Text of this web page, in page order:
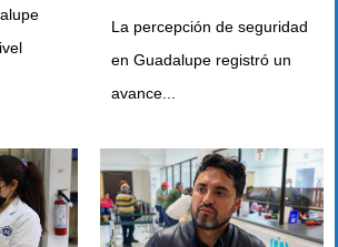
La percepción de seguridad
en Guadalupe registró un
avance...